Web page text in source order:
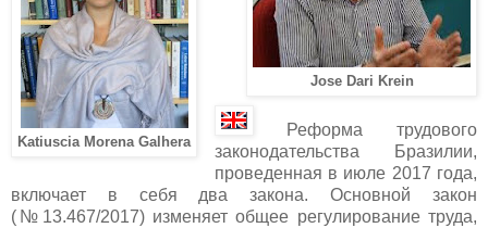
Katiuscia Morena Galhera
Jose Dari Krein
Реформа трудового
законодательства Бразилии,
проведенная в июле 2017 года,
включает в себя два закона. Основной закон
(№13.467/2017) изменяет общее регулирование труда,